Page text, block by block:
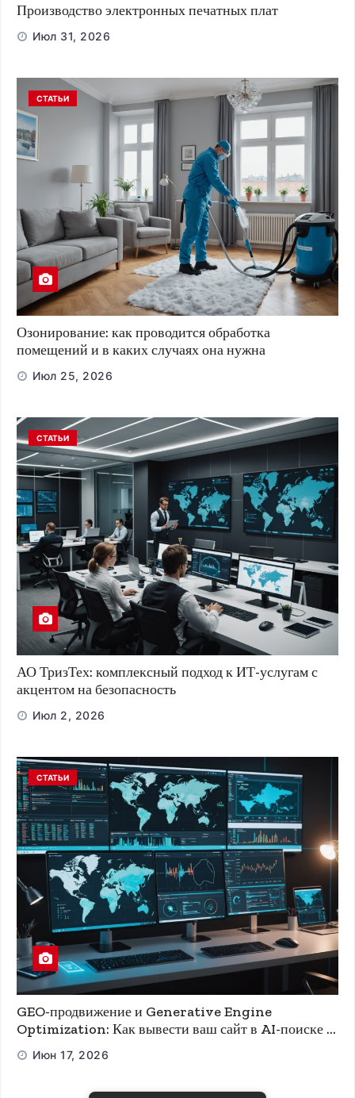
Производство электронных печатных плат
Июл 31, 2026
СТАТЬИ
Озонирование: как проводится обработка
помещений и в каких случаях она нужна
Июл 25, 2026
СТАТЬИ
АО ТризТех: комплексный подход к ИТ-услугам с
акцентом на безопасность
Июл 2, 2026
СТАТЬИ
GEO-продвижение и Generative Engine
Optimization: Как вывести ваш сайт в AI-поиске и
ChatGPT
Июн 17, 2026